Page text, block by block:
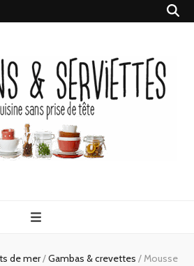
de mer/Gambas & crevettes /Mousse